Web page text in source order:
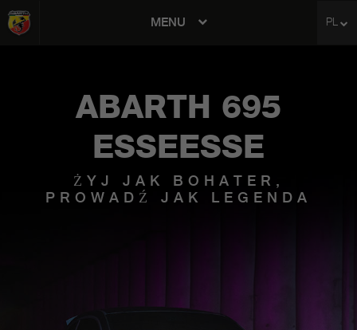
MENU PL
ABARTH 695
ESSEESSE
ŻYJ JAK BOHATER,
PROWADŹ JAK LEGENDA